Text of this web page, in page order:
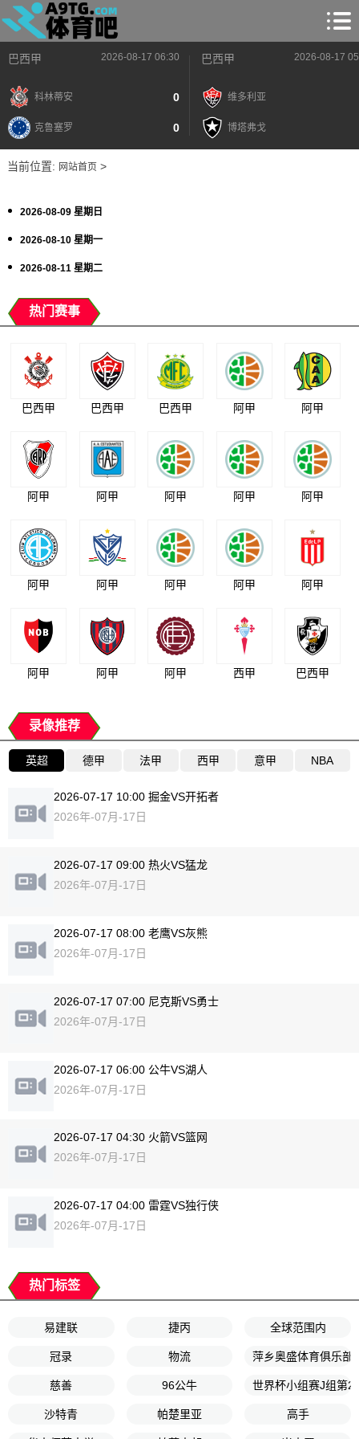
巴西甲 2026-08-17 06:30
科林蒂安 0
克鲁塞罗 0
巴西甲 2026-08-17
维多利亚
博塔弗戈
当前位置: 网站首页>
2026-08-09 星期日
2026-08-10 星期一
2026-08-11 星期二
热门赛事
巴西甲 巴西甲 巴西甲 阿甲 阿甲
阿甲 阿甲 阿甲 阿甲 阿甲
阿甲 阿甲 阿甲 阿甲 阿甲
阿甲 阿甲 阿甲 西甲 巴西甲
录像推荐
英超 德甲 法甲 西甲 意甲 NBA
2026-07-17 10:00 掘金VS开拓者
2026年-07月-17日
2026-07-17 09:00 热火VS猛龙
2026年-07月-17日
2026-07-17 08:00 老鹰VS灰熊
2026年-07月-17日
2026-07-17 07:00 尼克斯VS勇士
2026年-07月-17日
2026-07-17 06:00 公牛VS湖人
2026年-07月-17日
2026-07-17 04:30 火箭VS篮网
2026年-07月-17日
2026-07-17 04:00 雷霆VS独行侠
2026年-07月-17日
热门标签
易建联 捷丙 全球范围内
冠录 物流 萍乡奥盛体育俱乐部
慈善 96公牛 世界杯小组赛J组第2
沙特青 帕楚里亚 高手